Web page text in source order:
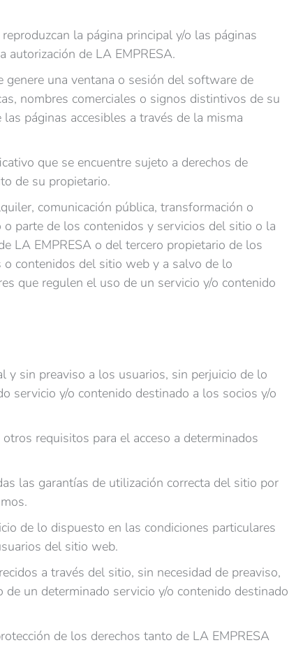
la página principal y/o las páginas
autorización de LA EMPRESA.
una ventana o sesión del software de
nombres comerciales o signos distintivos de su
páginas accesibles a través de la misma
que se encuentre sujeto a derechos de
de su propietario.
comunicación pública, transformación o
parte de los contenidos y servicios del sitio o la
LA EMPRESA o del tercero propietario de los
contenidos del sitio web y a salvo de lo
que regulen el uso de un servicio y/o contenido
y sin preaviso a los usuarios, sin perjuicio de lo
servicio y/o contenido destinado a los socios y/o
requisitos para el acceso a determinados
las garantías de utilización correcta del sitio por
de lo dispuesto en las condiciones particulares
del sitio web.
a través del sitio, sin necesidad de preaviso,
un determinado servicio y/o contenido destinado
de los derechos tanto de LA EMPRESA